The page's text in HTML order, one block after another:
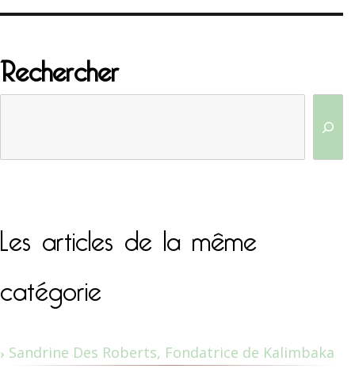
Rechercher
Les articles de la même
catégorie
Sandrine Des Roberts, Fondatrice de Kalimbaka